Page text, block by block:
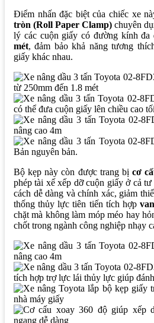
Điểm nhấn đặc biệt của chiếc xe
tròn (Roll Paper Clamp) chuyên
lý các cuộn giấy có đường kính
mét, đảm bảo khả năng tương
giấy khác nhau.
Bộ kẹp này còn được trang bị cơ
phép tài xế xếp dỡ cuộn giấy ở cả
cách dễ dàng và chính xác, giảm
thống thủy lực tiên tiến tích hợp
chặt mà không làm móp méo hay
chốt trong ngành công nghiệp nhạy